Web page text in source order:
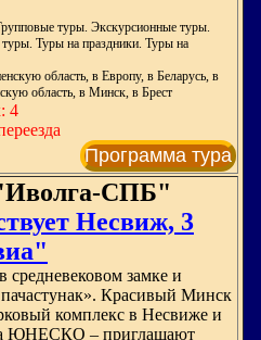
туры. Экскурсионные туры.
Туры на праздники. Туры на
область, в Европу, в Беларусь, в
область, в Минск, в Брест
4
Программа тура
СПБ"
Несвиж, 3
средневековом замке и
Красивый Минск
комплекс в Несвиже и
ЮНЕСКО – приглашают